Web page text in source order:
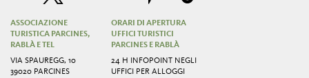
ASSOCIAZIONE
TURISTICA PARCINES,
RABLÀ E TEL
VIA SPAUREGG, 10
39020 PARCINES
ORARI DI APERTURA
UFFICI TURISTICI
PARCINES E RABLÀ
24 H INFOPOINT NEGLI
UFFICI PER ALLOGGI